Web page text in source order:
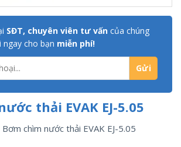
SĐT, chuyên viên tư vấn của chúng
ngay cho bạn miễn phí!
thải EVAK EJ-5.05
chìm nước thải EVAK EJ-5.05